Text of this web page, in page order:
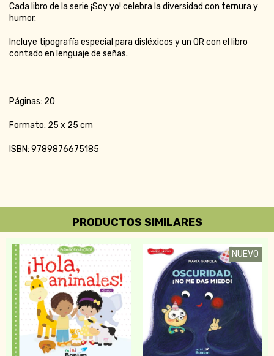
Cada libro de la serie ¡Soy yo! celebra la diversidad con ternura y
humor.
Incluye tipografía especial para disléxicos y un QR con el libro
contado en lenguaje de señas.
Páginas: 20
Formato: 25 x 25 cm
ISBN: 9789876675185
PRODUCTOS SIMILARES
NUEVO